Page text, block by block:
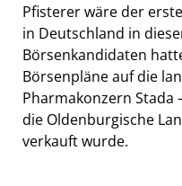
Pfisterer wäre der
in Deutschland in
Börsenkandidaten
Börsenpläne auf die
Pharmakonzern Stada
die Oldenburgische
verkauft wurde.